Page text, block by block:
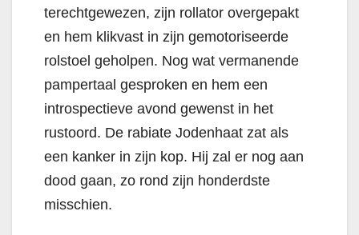
terechtgewezen, zijn rollator overgepakt
en hem klikvast in zijn gemotoriseerde
rolstoel geholpen. Nog wat vermanende
pampertaal gesproken en hem een
introspectieve avond gewenst in het
rustoord. De rabiate Jodenhaat zat als
een kanker in zijn kop. Hij zal er nog aan
dood gaan, zo rond zijn honderdste
misschien.